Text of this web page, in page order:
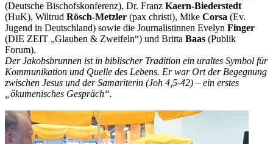
(Deutsche Bischofskonferenz), Dr. Franz Kaern-Biederstedt
(HuK), Wiltrud Rösch-Metzler (pax christi), Mike Corsa (Ev.
Jugend in Deutschland) sowie die Journalistinnen Evelyn Finger
(DIE ZEIT „Glauben & Zweifeln“) und Britta Baas (Publik
Forum).
Der Jakobsbrunnen ist in biblischer Tradition ein uraltes Symbol für
Kommunikation und Quelle des Lebens. Er war Ort der Begegnung
zwischen Jesus und der Samariterin (Joh 4,5-42) – ein erstes
„ökumenisches Gespräch“.